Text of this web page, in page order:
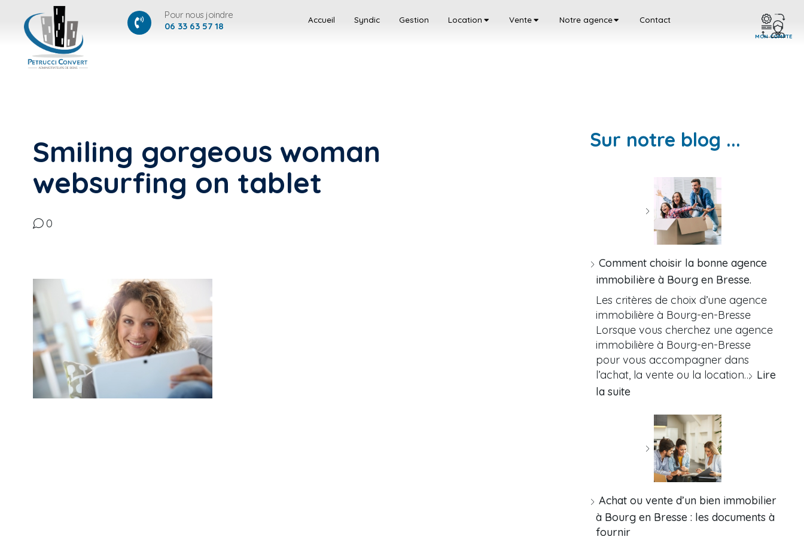
06 33 63 57 18
Pour nous joindre Accueil Syndic Gestion Location Vente Notre agence Contact
MON COMPTE
Smiling gorgeous woman
websurfing on tablet
0
Sur notre blog ...
Comment choisir la bonne agence
immobilière à Bourg en Bresse.
Les critères de choix d’une agence
immobilière à Bourg-en-Bresse
Lorsque vous cherchez une agence
immobilière à Bourg-en-Bresse
pour vous accompagner dans
l’achat, la vente ou la location… Lire
la suite
Achat ou vente d’un bien immobilier
à Bourg en Bresse : les documents à
fournir